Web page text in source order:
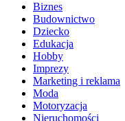
Biznes
Budownictwo
Dziecko
Edukacja
Hobby
Imprezy
Marketing i reklama
Moda
Motoryzacja
Nieruchomości